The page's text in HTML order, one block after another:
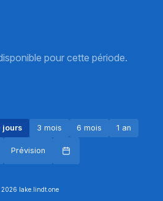
pour cette période.
jours 3 mois 6 mois 1 an
Prévision
lake.lindt.one